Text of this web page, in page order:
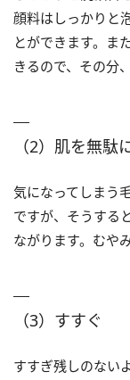
顔料はしっかりと
とができます。ま
きるので、その分
（2）肌を無駄
気になってしまう
ですが、そうする
ながります。むや
（3）すすぐ
すすぎ残しのない